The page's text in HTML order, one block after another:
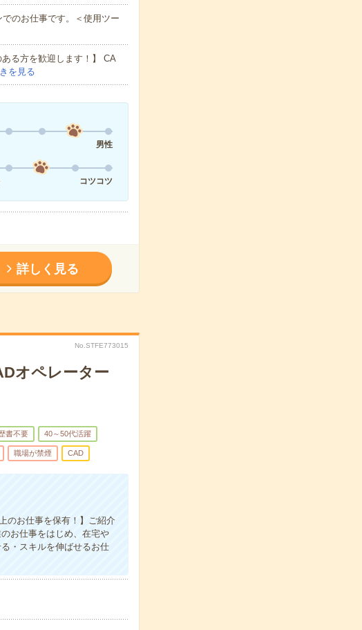
のお仕事です。＜使用ツー
る方を歓迎します！】 CA
を見る
男性
コツコツ
詳しく見る
No.STFE773015
オペレーター
書不要 40～50代活躍
職場が禁煙 CAD
のお仕事を保有！】ご紹介
お仕事をはじめ、在宅や
・スキルを伸ばせるお仕